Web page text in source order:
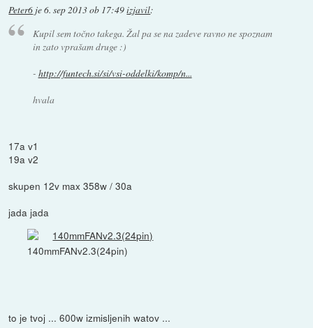
Peter6 je6. sep 2013 ob 17:49izjavil:
Kupil sem točno takega. Žal pa se na zadeve ravno ne spoznam
in zato vprašam druge :)
- http://funtech.si/si/vsi-oddelki/komp/n...
hvala
17a v1
19a v2
skupen 12v max 358w / 30a
jada jada
140mmFANv2.3(24pin)
to je tvoj ... 600w izmisljenih watov ...